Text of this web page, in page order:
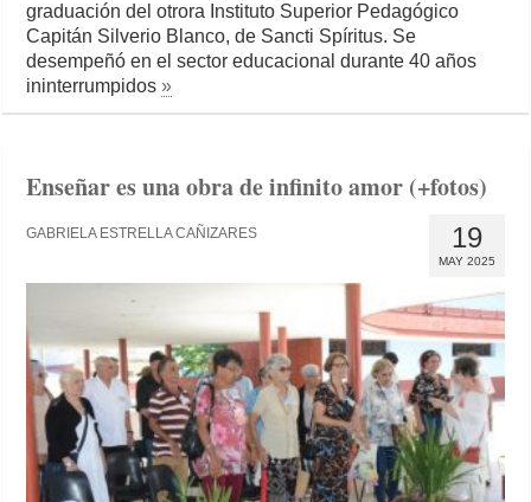
graduación del otrora Instituto Superior Pedagógico
Capitán Silverio Blanco, de Sancti Spíritus. Se
desempeñó en el sector educacional durante 40 años
ininterrumpidos»
Enseñar es una obra de infinito amor (+fotos)
19
MAY 2025
GABRIELA ESTRELLA CAÑIZARES